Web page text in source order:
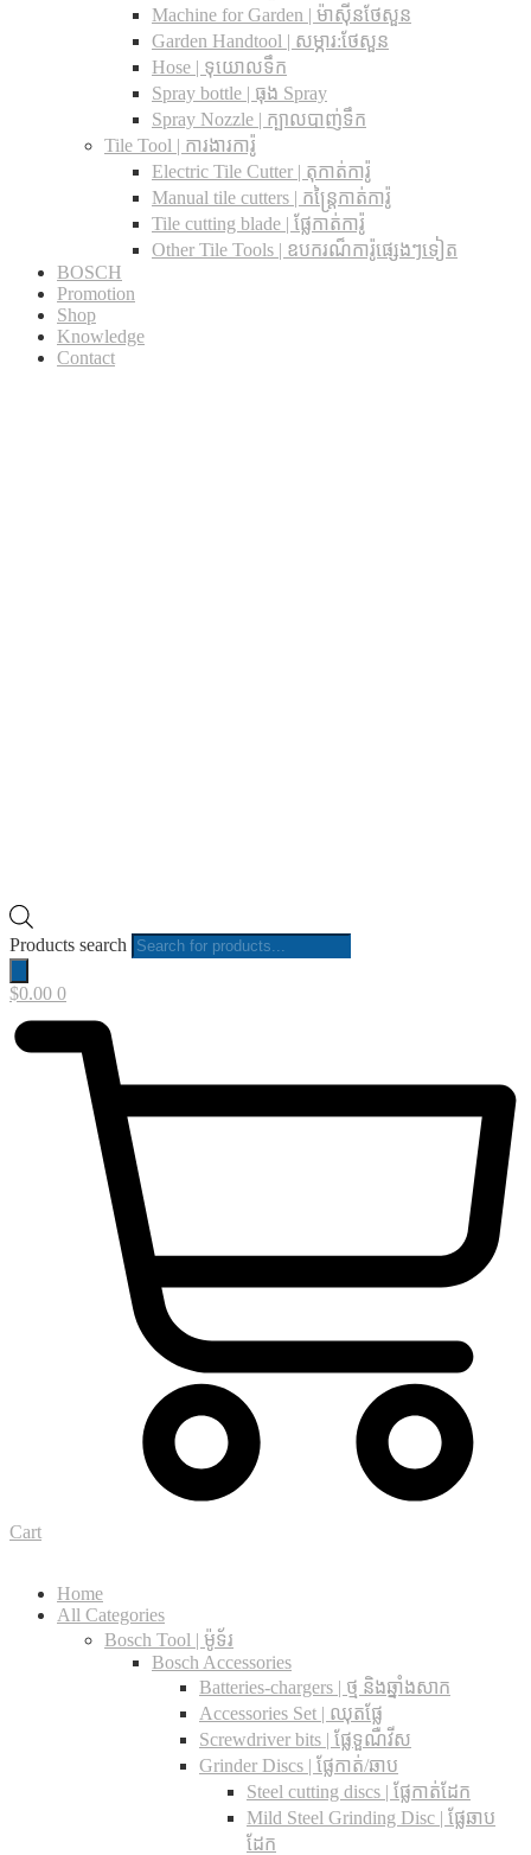
Machine for Garden | ម៉ាស៊ីនថែសួន
Garden Handtool | សម្ភារ:ថែសួន
Hose | ទុយោលទឹក
Spray bottle | ធុង Spray
Spray Nozzle | ក្បាលបាញ់ទឹក
Tile Tool | ការងារការ៉ូ
Electric Tile Cutter | តុកាត់ការ៉ូ
Manual tile cutters | កន្ត្រៃកាត់ការ៉ូ
Tile cutting blade | ផ្លែកាត់ការ៉ូ
Other Tile Tools | ឧបករណ៏ការ៉ូផ្សេងៗទៀត
BOSCH
Promotion
Shop
Knowledge
Contact
Products search
$0.00 0
Cart
Home
All Categories
Bosch Tool | ម៉ូទ័រ
Bosch Accessories
Batteries-chargers | ថ្ម និងឆ្នាំងសាក
Accessories Set | ឈុតផ្លែ
Screwdriver bits | ផ្លែទួណឺវីស
Grinder Discs |​ ផ្លែកាត់/ឆាប
Steel cutting discs |​ ផ្លែកាត់ដែក
Mild Steel Grinding Disc | ផ្លែឆាប
ដែក